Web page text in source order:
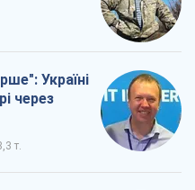
Україні
через
т.